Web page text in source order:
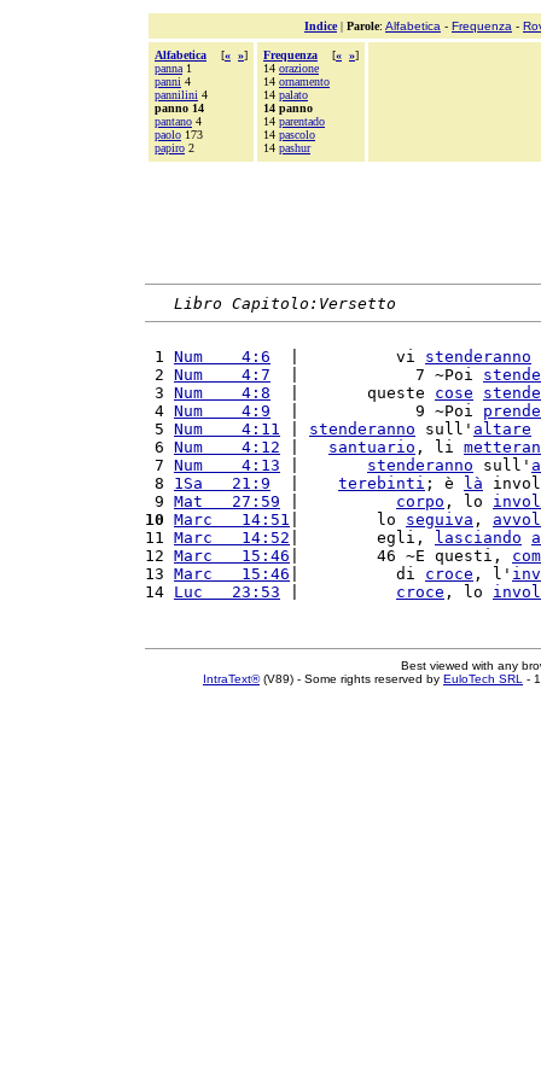
Indice| Parole: Alfabetica - Frequenza -
Alfabetica [« »]
panna 1
panni 4
pannilini 4
panno 14
pantano 4
paolo 173
papiro 2
Frequenza [« »]
14 orazione
14 ornamento
14 palato
14 panno
14 parentado
14 pascolo
14 pashur
Libro Capitolo:Versetto
1 Num    4:6
  |          vi
stenderanno
2 Num    4:7
  |            7 ~Poi
3 Num    4:8
  |       queste
cose
4 Num    4:9
  |            9 ~Poi
5 Num    4:11 stenderanno sull' altare
6 Num    4:12 santuario , li
7 Num    4:13 stenderanno sull'
8 1Sa   21:9 terebinti ; è là
9 Mat   27:59 corpo , lo
10 Marc   14:51 |        lo seguiva ,
11 Marc   14:52 |        egli, lasciando
12 Marc   15:46 |        46 ~E questi,
13 Marc   15:46 |          di croce , l'
14 Luc   23:53 croce , lo
Best viewed with any
IntraText®(V89) - Some rights reserved by EuloTech SRL -